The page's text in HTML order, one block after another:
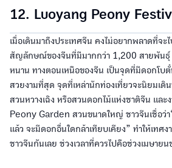
12. Luoyang Peony
เมื่อเดินมาถึงประเทศจีน คงไม่อยากพลาดที่จะ
สัญลักษณ์ของจีนที่มีมากกว่า 1,200 สายพันธุ์
หนาน ทางตอนเหนือของจีน เป็นจุดที่มีดอกโบ
สวยงามที่สุด จุดที่เหล่านักท่องเที่ยวจะนิยมเดิ
สวนหวางเฉิง หรือสวนดอกไม้แห่งชาติจีน แล
Peony Garden สวนขนาดใหญ่ ชาวจีนเชื่อว่
แล้ว จะมีดอกอื่นใดกล้าเทียบเคียง” ทำให้เทศ
ชาวจีนกันเลย ช่วงเวลาที่ควรไปคือช่วงเมษาย